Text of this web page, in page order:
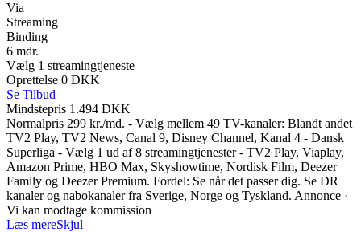
Via
Streaming
Binding
6 mdr.
Vælg 1 streamingtjeneste
Oprettelse 0 DKK
Se Tilbud
Mindstepris 1.494 DKK
Normalpris 299 kr./md. - Vælg mellem 49 TV-kanaler: Blandt andet
TV2 Play, TV2 News, Canal 9, Disney Channel, Kanal 4 - Dansk
Superliga - Vælg 1 ud af 8 streamingtjenester - TV2 Play, Viaplay,
Amazon Prime, HBO Max, Skyshowtime, Nordisk Film, Deezer
Family og Deezer Premium. Fordel: Se når det passer dig. Se DR
kanaler og nabokanaler fra Sverige, Norge og Tyskland. Annonce ·
Vi kan modtage kommission
Læs mereSkjul